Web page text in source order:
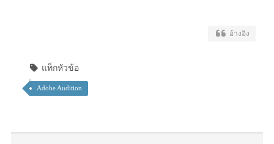
อ้างอิง
แท็กหัวข้อ
Adobe Audition